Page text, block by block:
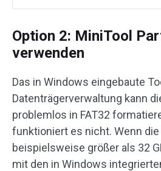
Option 2: MiniTool
verwenden
Das in Windows eingebaute
Datenträgerverwaltung kann
problemlos in FAT32
funktioniert es nicht. Wenn
beispielsweise größer als 32
mit den in Windows